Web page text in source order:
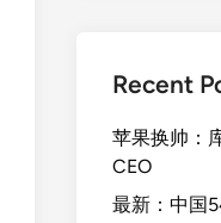
Recent
苹果换帅：
CEO
最新：中国